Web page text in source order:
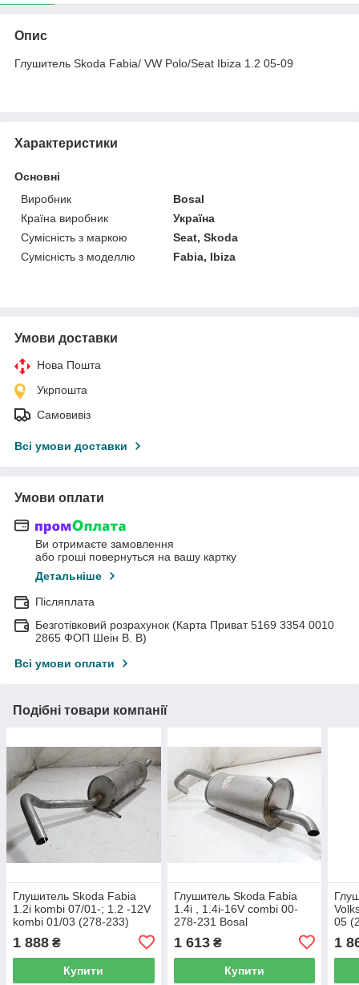
Опис
Глушитель Skoda Fabia/ VW Polo/Seat Ibiza 1.2 05-09
Характеристики
Основні
Виробник
Bosal
Країна виробник
Україна
Сумісність з маркою
Seat, Skoda
Сумісність з моделлю
Fabia, Ibiza
Умови доставки
Нова Пошта
Укрпошта
Самовивіз
Всі умови доставки
Умови оплати
Ви отримаєте замовлення
або гроші повернуться на вашу картку
Детальніше
Післяплата
Безготівковий розрахунок (Карта Приват 5169 3354 0010
2865 ФОП Шеін В. В)
Всі умови оплати
Подібні товари компанії
Глушитель Skoda Fabia
1.2i kombi 07/01-; 1.2 -12V
kombi 01/03 (278-233)
1 888 ₴
Купити
Глушитель Skoda Fabia
1.4i , 1.4i-16V combi 00-
278-231 Bosal
1 613₴
Купити
05
1